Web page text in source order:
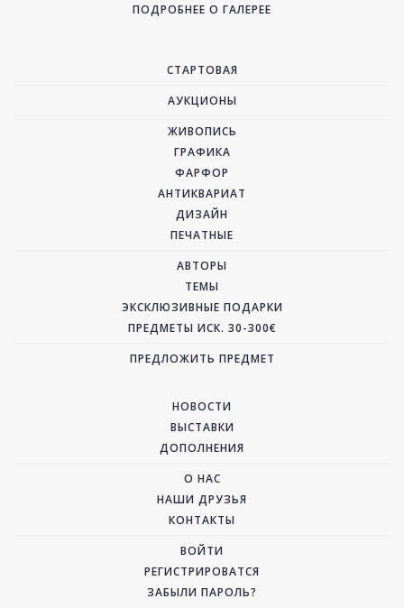
ПОДРОБНЕЕ О ГАЛЕРЕЕ
СТАРТОВАЯ
АУКЦИОНЫ
ЖИВОПИСЬ
ГРАФИКА
ФАРФОР
АНТИКВАРИАТ
ДИЗАЙН
ПЕЧАТНЫЕ
АВТОРЫ
ТЕМЫ
ЭКСКЛЮЗИВНЫЕ ПОДАРКИ
ПРЕДМЕТЫ ИСК. 30-300€
ПРЕДЛОЖИТЬ ПРЕДМЕТ
НОВОСТИ
ВЫСТАВКИ
ДОПОЛНЕНИЯ
О НАС
НАШИ ДРУЗЬЯ
КОНТАКТЫ
ВОЙТИ
РЕГИСТРИРОВАТСЯ
ЗАБЫЛИ ПАРОЛЬ?